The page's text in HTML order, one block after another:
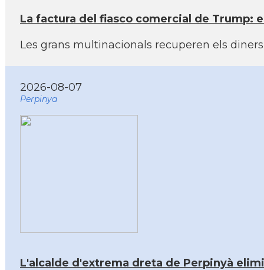
La factura del fiasco comercial de Trump:
Les grans multinacionals recuperen els
2026-08-07
Perpinya
L'alcalde d'extrema dreta de Perpinyà